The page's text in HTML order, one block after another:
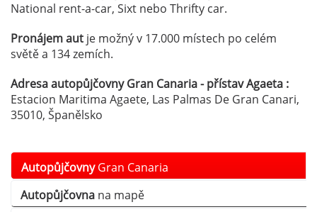
National rent-a-car, Sixt nebo Thrifty car.
Pronájem aut je možný v 17.000 místech po celém
světě a 134 zemích.
Adresa autopůjčovny Gran Canaria - přístav Agaeta :
Estacion Maritima Agaete, Las Palmas De Gran Canari,
35010, Španělsko
AutopůjčovnyGran Canaria
Autopůjčovna na mapě